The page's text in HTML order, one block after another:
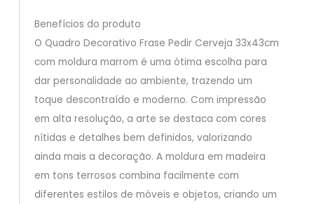
Benefícios do produto
O Quadro Decorativo Frase Pedir Cerveja 33x43cm
com moldura marrom é uma ótima escolha para
dar personalidade ao ambiente, trazendo um
toque descontraído e moderno. Com impressão
em alta resolução, a arte se destaca com cores
nítidas e detalhes bem definidos, valorizando
ainda mais a decoração. A moldura em madeira
em tons terrosos combina facilmente com
diferentes estilos de móveis e objetos, criando um